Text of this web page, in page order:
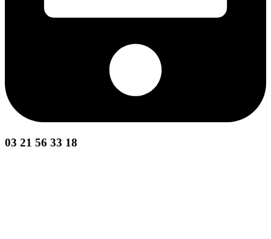
03 21 56 33 18